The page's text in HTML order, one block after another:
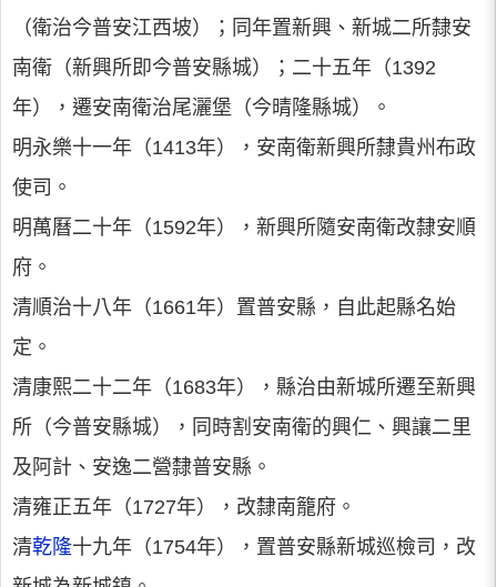
（衛治今普安江西坡）；同年置新興、新城二所隸安
南衛（新興所即今普安縣城）；二十五年（1392
年），遷安南衛治尾灑堡（今晴隆縣城）。
明永樂十一年（1413年），安南衛新興所隸貴州布政
使司。
明萬曆二十年（1592年），新興所隨安南衛改隸安順
府。
清順治十八年（1661年）置普安縣，自此起縣名始
定。
清康熙二十二年（1683年），縣治由新城所遷至新興
所（今普安縣城），同時割安南衛的興仁、興讓二里
及阿計、安逸二營隸普安縣。
清雍正五年（1727年），改隸南籠府。
清乾隆十九年（1754年），置普安縣新城巡檢司，改